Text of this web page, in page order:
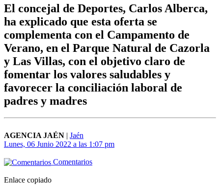
El concejal de Deportes, Carlos Alberca,
ha explicado que esta oferta se
complementa con el Campamento de
Verano, en el Parque Natural de Cazorla
y Las Villas, con el objetivo claro de
fomentar los valores saludables y
favorecer la conciliación laboral de
padres y madres
AGENCIA JAÉN | Jaén
Lunes, 06 Junio 2022 a las 1:07 pm
Comentarios
Enlace copiado